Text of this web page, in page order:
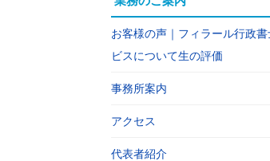
お客様の声｜フィラール行政
ビスについて生の評価
事務所案内
アクセス
代表者紹介